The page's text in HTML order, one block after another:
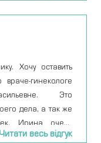
Хочу оставить
гинекологе
Это
дела, а так же
Ирина очень
и с
весь відгук